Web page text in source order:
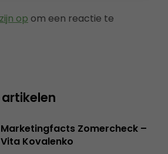
op om een reactie te
Marketingfacts Zomercheck –
Vita Kovalenko